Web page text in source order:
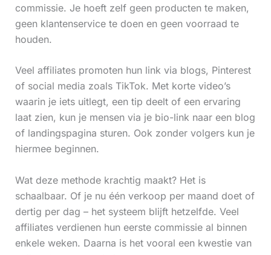
commissie. Je hoeft zelf geen producten te maken,
geen klantenservice te doen en geen voorraad te
houden.
Veel affiliates promoten hun link via blogs, Pinterest
of social media zoals TikTok. Met korte video’s
waarin je iets uitlegt, een tip deelt of een ervaring
laat zien, kun je mensen via je bio-link naar een blog
of landingspagina sturen. Ook zonder volgers kun je
hiermee beginnen.
Wat deze methode krachtig maakt? Het is
schaalbaar. Of je nu één verkoop per maand doet of
dertig per dag – het systeem blijft hetzelfde. Veel
affiliates verdienen hun eerste commissie al binnen
enkele weken. Daarna is het vooral een kwestie van